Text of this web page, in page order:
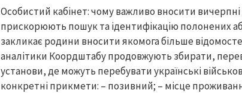
Особистий кабінет: чому важливо вносити вичерпні
прискорюють пошук та ідентифікацію полонених
закликає родини вносити якомога більше
аналітики Коордштабу продовжують збирати,
установи, де можуть перебувати українські
конкретні прикмети: – позивний; – місце